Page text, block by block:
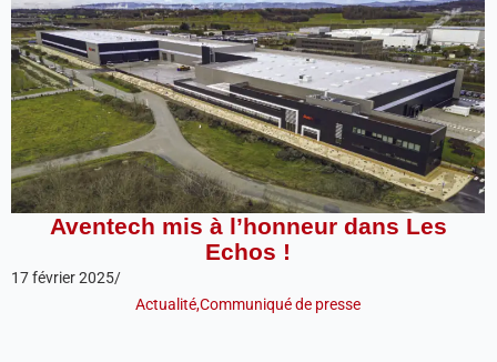
Aventech mis à l’honneur dans Les
Echos !
17 février 2025/
Actualité,Communiqué de presse